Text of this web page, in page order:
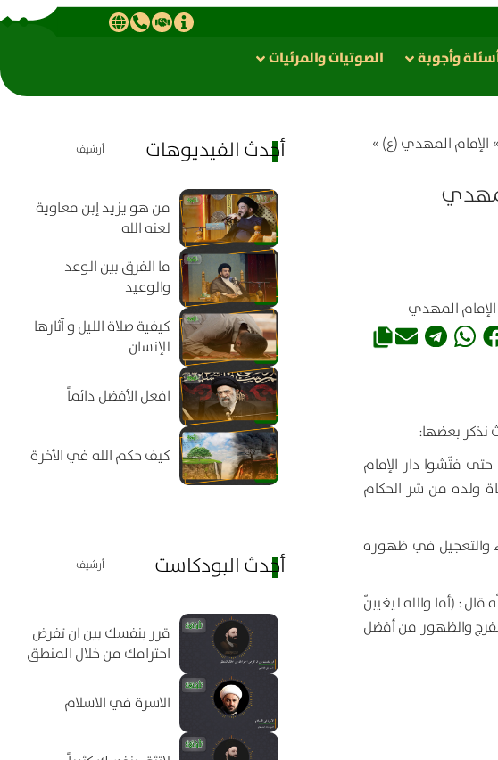
وأجوبة الصوتیات والمرئیات
» الإمام المهدي (ع) »
المهدي
نذكر بعضها:
فتّشوا دار الإمام
ولده من شر الحكام
والتعجيل في ظهوره
: (أما والله ليغيبنّ
والظهور من أفضل
أحدث الفيديوهات أرشيف
من هو يزيد إبن معاوية
لعنه الله
ما الفرق بين الوعد
والوعيد
كيفية صلاة الليل و آثارها
للإنسان
افعل الأفضل دائماً
كيف حكم الله في الأخرة
أحدث البودكاست أرشيف
قرر بنفسك بين ان تفرض
احترامك من خلال المنطق
الاسرة في الاسلام